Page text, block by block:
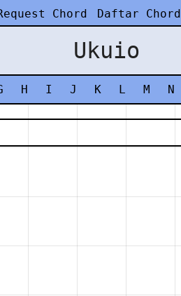
Chord Daftar Chord
Ukuio
H I J K L M N